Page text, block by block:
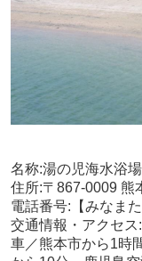
名称:湯の児海水浴場
住所:〒867-0009 熊
電話番号:【みなま
交通情報・アクセス:
車／熊本市から1時